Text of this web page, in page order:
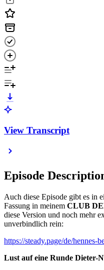
View Transcript
Episode
Auch diese Episode gibt es in
Fassung in meinem CLUB
diese Version und noch mehr
unverbindlich rein:
https://steady.page/de/hennes-
Lust auf eine Runde Dieter-